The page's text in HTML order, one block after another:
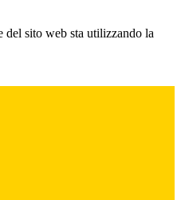
del sito web sta utilizzando la